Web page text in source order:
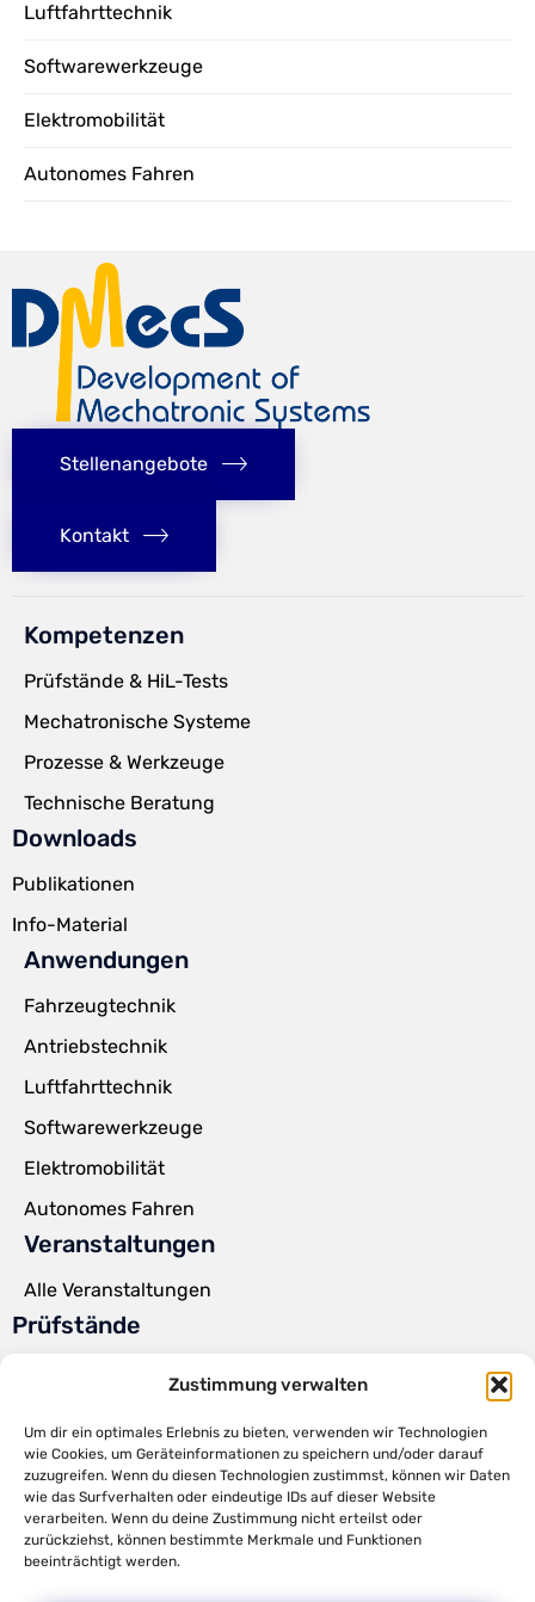
Zustimmung verwalten
Um dir ein optimales Erlebnis zu bieten, verwenden wir Technologien
wie Cookies, um Geräteinformationen zu speichern und/oder darauf
zuzugreifen. Wenn du diesen Technologien zustimmst, können wir Daten
wie das Surfverhalten oder eindeutige IDs auf dieser Website
verarbeiten. Wenn du deine Zustimmung nicht erteilst oder
zurückziehst, können bestimmte Merkmale und Funktionen
beeinträchtigt werden.
Luftfahrttechnik
Softwarewerkzeuge
Elektromobilität
Autonomes Fahren
Stellenangebote
Kontakt
Kompetenzen
Prüfstände & HiL-Tests
Mechatronische Systeme
Prozesse & Werkzeuge
Technische Beratung
Downloads
Publikationen
Info-Material
Anwendungen
Fahrzeugtechnik
Antriebstechnik
Luftfahrttechnik
Softwarewerkzeuge
Elektromobilität
Autonomes Fahren
Veranstaltungen
Alle Veranstaltungen
Prüfstände
Torque Feedback Lenkrad
Kundenprüfstände
HiL-Tests
Parameteridentifikation